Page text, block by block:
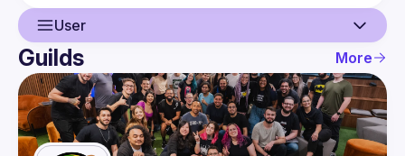
User
User
Events
Guilds
Guilds More